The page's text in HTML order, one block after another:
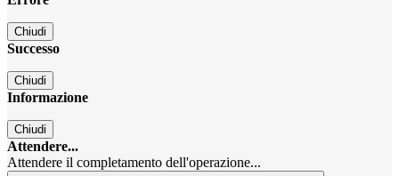
Chiudi
Successo
Chiudi
Informazione
Chiudi
Attendere...
Attendere il completamento dell'operazione...